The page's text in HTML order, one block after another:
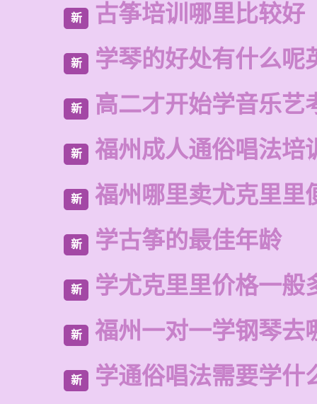
新 古筝培训哪里比较好
新 学琴的好处有什么呢
新 高二才开始学音乐艺
新 福州成人通俗唱法培
新 福州哪里卖尤克里里
新 学古筝的最佳年龄
新 学尤克里里价格一般
新 福州一对一学钢琴去
新 学通俗唱法需要学什